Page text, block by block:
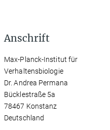
Anschrift
Max-Planck-Institut für
Verhaltensbiologie
Dr. Andrea Permana
Bücklestraße 5a
78467 Konstanz
Deutschland